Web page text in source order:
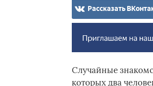
Рассказать
Случайные
которых два